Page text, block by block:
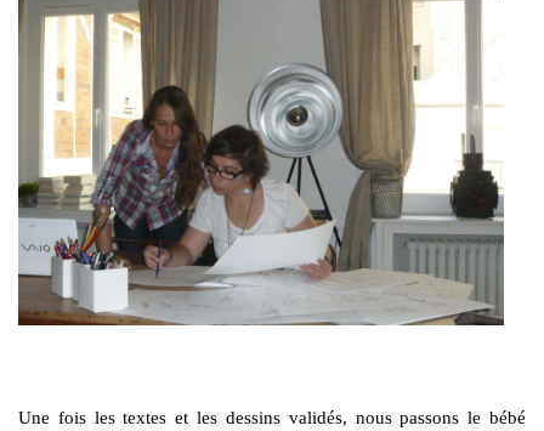
Une fois les textes et les dessins validés, nous passons le bébé